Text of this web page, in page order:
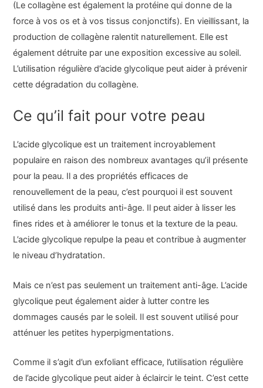
(Le collagène est également la protéine qui donne de la
force à vos os et à vos tissus conjonctifs). En vieillissant, la
production de collagène ralentit naturellement. Elle est
également détruite par une exposition excessive au soleil.
L’utilisation régulière d’acide glycolique peut aider à prévenir
cette dégradation du collagène.
Ce qu’il fait pour votre peau
L’acide glycolique est un traitement incroyablement
populaire en raison des nombreux avantages qu’il présente
pour la peau. Il a des propriétés efficaces de
renouvellement de la peau, c’est pourquoi il est souvent
utilisé dans les produits anti-âge. Il peut aider à lisser les
fines rides et à améliorer le tonus et la texture de la peau.
L’acide glycolique repulpe la peau et contribue à augmenter
le niveau d’hydratation.
Mais ce n’est pas seulement un traitement anti-âge. L’acide
glycolique peut également aider à lutter contre les
dommages causés par le soleil. Il est souvent utilisé pour
atténuer les petites hyperpigmentations.
Comme il s’agit d’un exfoliant efficace, l’utilisation régulière
de l’acide glycolique peut aider à éclaircir le teint. C’est cette